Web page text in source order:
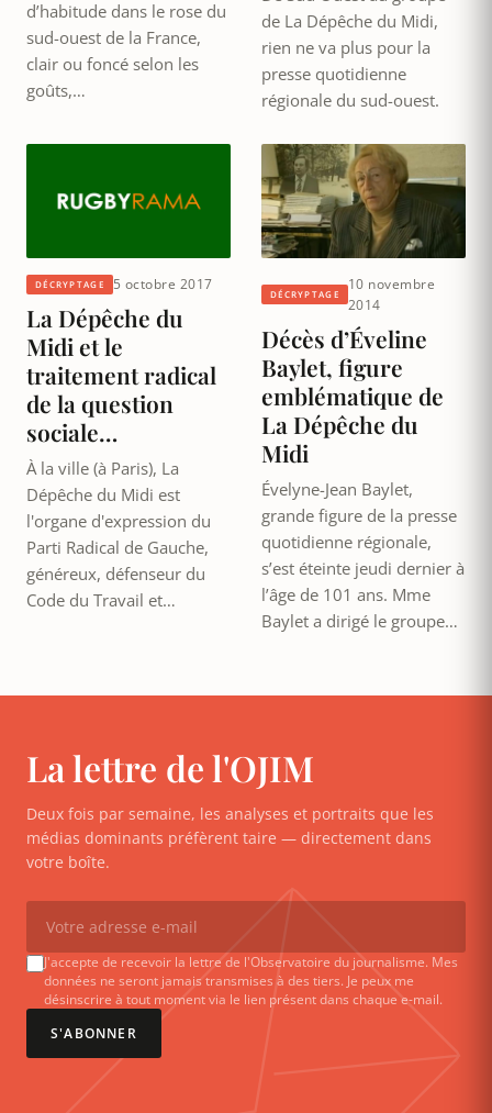
d’habitude dans le rose du
sud-ouest de la France,
clair ou foncé selon les
goûts,…
de La Dépêche du Midi,
rien ne va plus pour la
presse quotidienne
régionale du sud-ouest.
DÉCRYPTAGE 5 octobre 2017
La Dépêche du
Midi et le
traitement radical
de la question
sociale…
À la ville (à Paris), La
Dépêche du Midi est
l'organe d'expression du
Parti Radical de Gauche,
généreux, défenseur du
Code du Travail et…
DÉCRYPTAGE
10 novembre
2014
Décès d’Éveline
Baylet, figure
emblématique de
La Dépêche du
Midi
Évelyne-Jean Baylet,
grande figure de la presse
quotidienne régionale,
s’est éteinte jeudi dernier à
l’âge de 101 ans. Mme
Baylet a dirigé le groupe…
La lettre de l'OJIM
Deux fois par semaine, les analyses et portraits que les
médias dominants préfèrent taire — directement dans
votre boîte.
J'accepte de recevoir la lettre de l'Observatoire du journalisme. Mes
données ne seront jamais transmises à des tiers. Je peux me
désinscrire à tout moment via le lien présent dans chaque e-mail.
S'ABONNER